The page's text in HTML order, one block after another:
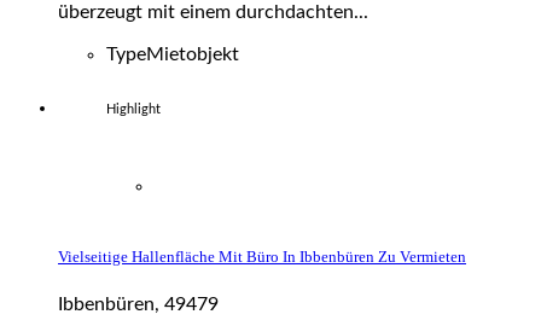
überzeugt mit einem durchdachten...
TypeMietobjekt
Highlight
Vielseitige Hallenfläche Mit Büro In Ibbenbüren Zu Vermieten
Ibbenbüren, 49479